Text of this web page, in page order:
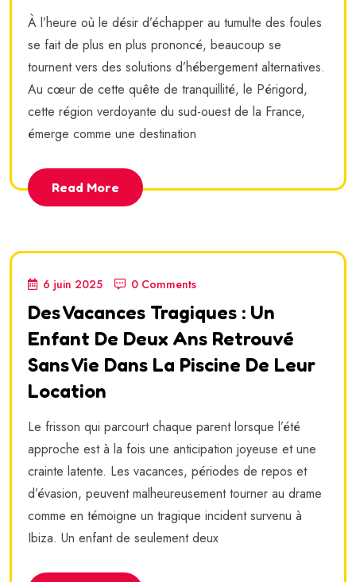
À l’heure où le désir d’échapper au tumulte des foules
se fait de plus en plus prononcé, beaucoup se
tournent vers des solutions d’hébergement alternatives.
Au cœur de cette quête de tranquillité, le Périgord,
cette région verdoyante du sud-ouest de la France,
émerge comme une destination
Read More
6 juin 2025 0 Comments
Des Vacances Tragiques : Un
Enfant De Deux Ans Retrouvé
Sans Vie Dans La Piscine De Leur
Location
Le frisson qui parcourt chaque parent lorsque l’été
approche est à la fois une anticipation joyeuse et une
crainte latente. Les vacances, périodes de repos et
d’évasion, peuvent malheureusement tourner au drame
comme en témoigne un tragique incident survenu à
Ibiza. Un enfant de seulement deux